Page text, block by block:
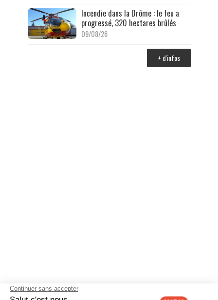
Incendie dans la Drôme : le feu a
progressé, 320 hectares brûlés
09/08/26
+ d'infos